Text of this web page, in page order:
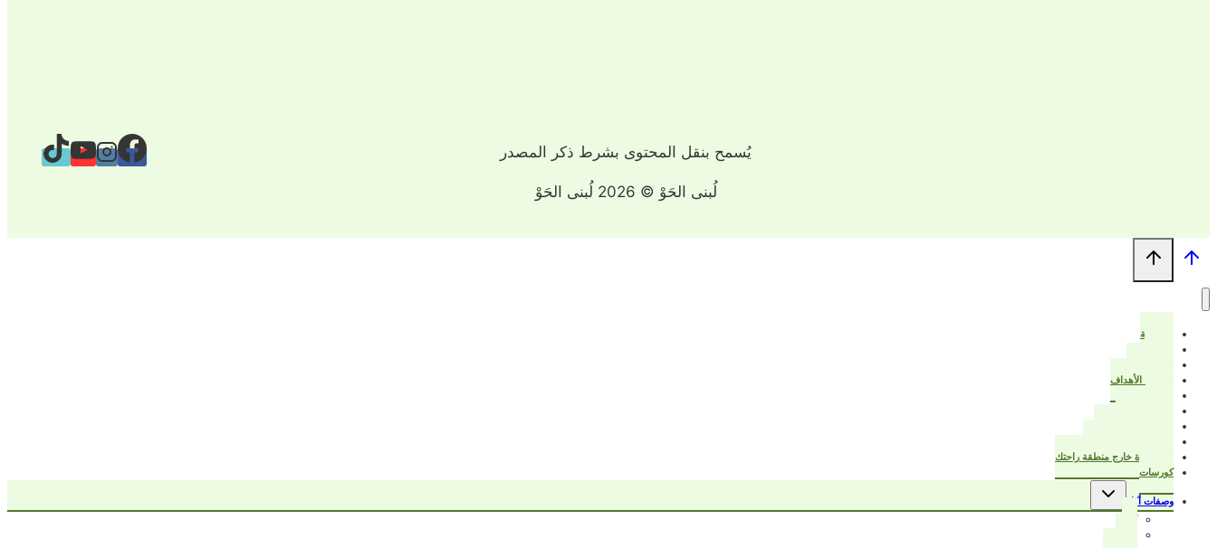
يُسمح بنقل المحتوى بشرط ذكر المصدر
لُبنى الحَوْ © 2026 لُبنى الحَوْ
الرئيسية
تخطيط الأهداف
تبدأ الحياة خارج منطقة راحتك
كورسات
وصفات أكل
تبديل
الفرعية